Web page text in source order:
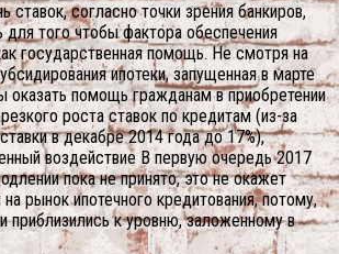
ставок, согласно точки зрения банкиров,
для того чтобы фактора обеспечения
государственная помощь. Не смотря на
ипотеки, запущенная в марте
оказать помощь гражданам в приобретении
роста ставок по кредитам (из-за
в декабре 2014 года до 17%),
воздействие В первую очередь 2017
пока не принято, это не окажет
на рынок ипотечного кредитования, потому,
приблизились к уровню, заложенному в